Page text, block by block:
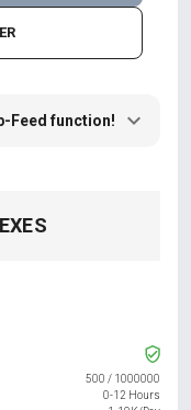
Feed function!
500 / 1000000
0-12 Hours